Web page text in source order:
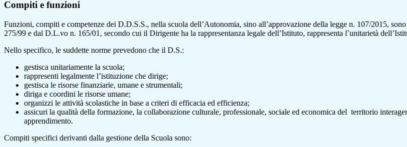
Compiti e funzioni
Funzioni, compiti e competenze dei D.D.S.S., nella scuola dell’Autonomia, sino all’approvazione della legge n. 107/2015,
275/99 e dal D.L.vo n. 165/01, secondo cui il Dirigente ha la rappresentanza legale dell’Istituto, rappresenta l’unitarietà
Nello specifico, le suddette norme prevedono che il D.S.:
gestisca unitariamente la scuola;
rappresenti legalmente l’istituzione che dirige;
gestisca le risorse finanziarie, umane e strumentali;
diriga e coordini le risorse umane;
organizzi le attività scolastiche in base a criteri di efficacia ed efficienza;
assicuri la qualità della formazione, la collaborazione culturale, professionale, sociale ed economica del territorio
apprendimento.
Compiti specifici derivanti dalla gestione della Scuola sono: